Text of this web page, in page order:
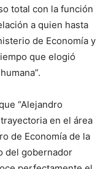
total con la función
a quien hasta
de Economía y
que elogió
“Alejandro
en el área
de Economía de la
del gobernador